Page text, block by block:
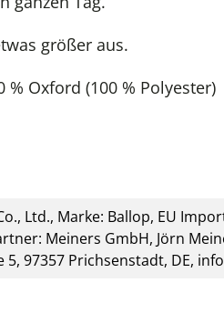
größer aus.
% Oxford (100 % Polyester)
Ltd., Marke: Ballop, EU
Meiners GmbH, Jörn
5, 97357 Prichsenstadt, DE,